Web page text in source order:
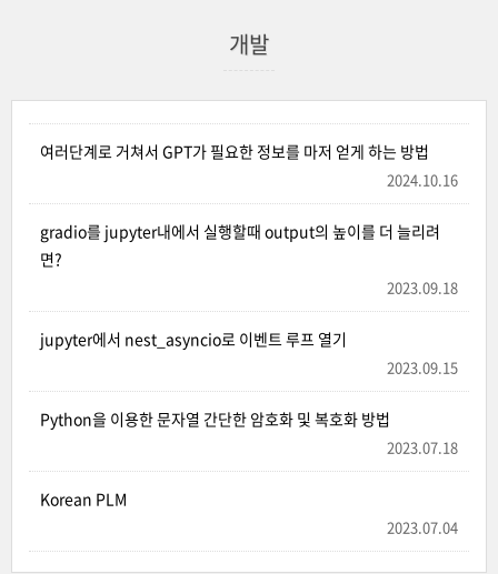
개발
여러단계로 거쳐서 GPT가 필요한 정보를 마저 얻게 하는 방법
2024.10.16
gradio를 jupyter내에서 실행할때 output의 높이를 더 늘리려
면?
2023.09.18
jupyter에서 nest_asyncio로 이벤트 루프 열기
2023.09.15
Python을 이용한 문자열 간단한 암호화 및 복호화 방법
2023.07.18
Korean PLM
2023.07.04